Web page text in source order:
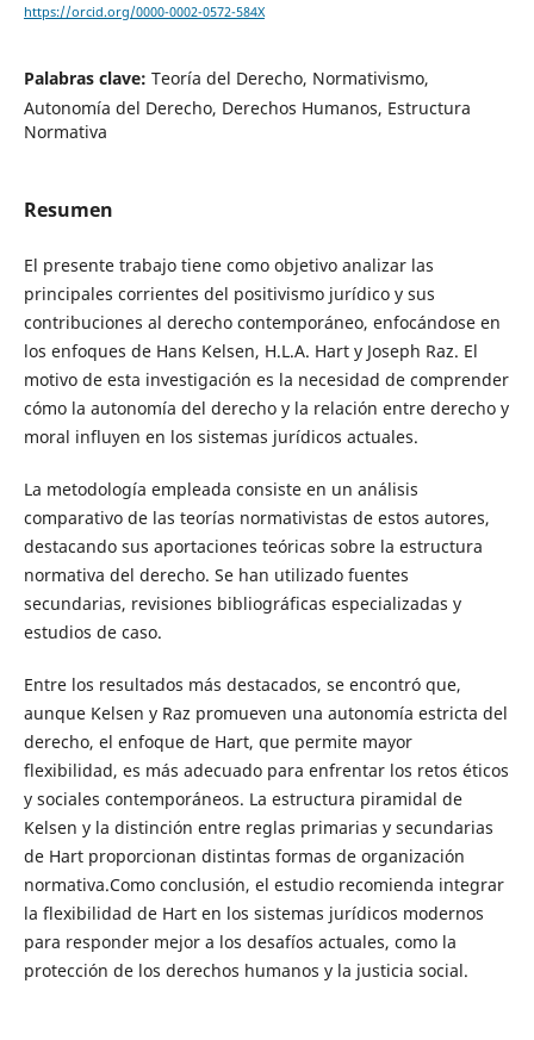
https://orcid.org/0000-0002-0572-584X
Palabras clave: Teoría del Derecho, Normativismo,
Autonomía del Derecho, Derechos Humanos, Estructura
Normativa
Resumen
El presente trabajo tiene como objetivo analizar las
principales corrientes del positivismo jurídico y sus
contribuciones al derecho contemporáneo, enfocándose en
los enfoques de Hans Kelsen, H.L.A. Hart y Joseph Raz. El
motivo de esta investigación es la necesidad de comprender
cómo la autonomía del derecho y la relación entre derecho y
moral influyen en los sistemas jurídicos actuales.
La metodología empleada consiste en un análisis
comparativo de las teorías normativistas de estos autores,
destacando sus aportaciones teóricas sobre la estructura
normativa del derecho. Se han utilizado fuentes
secundarias, revisiones bibliográficas especializadas y
estudios de caso.
Entre los resultados más destacados, se encontró que,
aunque Kelsen y Raz promueven una autonomía estricta del
derecho, el enfoque de Hart, que permite mayor
flexibilidad, es más adecuado para enfrentar los retos éticos
y sociales contemporáneos. La estructura piramidal de
Kelsen y la distinción entre reglas primarias y secundarias
de Hart proporcionan distintas formas de organización
normativa.Como conclusión, el estudio recomienda integrar
la flexibilidad de Hart en los sistemas jurídicos modernos
para responder mejor a los desafíos actuales, como la
protección de los derechos humanos y la justicia social.